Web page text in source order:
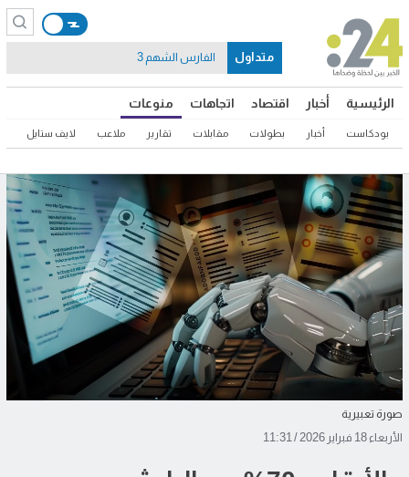
الرئيسية أخبار اقتصاد اتجاهات منوعات
بودكاست أخبار بطولات مقابلات تقارير ملاعب لايف ستايل
متداول الفارس الشهم 3
صورة تعبيرية
الأربعاء 18 فبراير 2026 / 11:31